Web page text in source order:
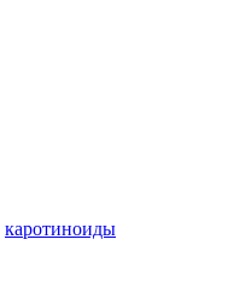
каротиноиды